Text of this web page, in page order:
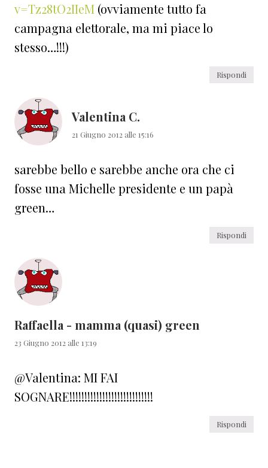
v=Tz28tO2IIeM (ovviamente tutto fa
campagna elettorale, ma mi piace lo
stesso…!!!)
Rispondi
Valentina C.
21 Giugno 2012 alle 15:16
sarebbe bello e sarebbe anche ora che ci
fosse una Michelle presidente e un papà
green…
Rispondi
Raffaella - mamma (quasi) green
23 Giugno 2012 alle 13:19
@Valentina: MI FAI
SOGNARE!!!!!!!!!!!!!!!!!!!!!!!!!!!!
Rispondi